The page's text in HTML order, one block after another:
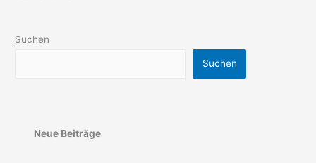
Suchen
Suchen
Neue Beiträge